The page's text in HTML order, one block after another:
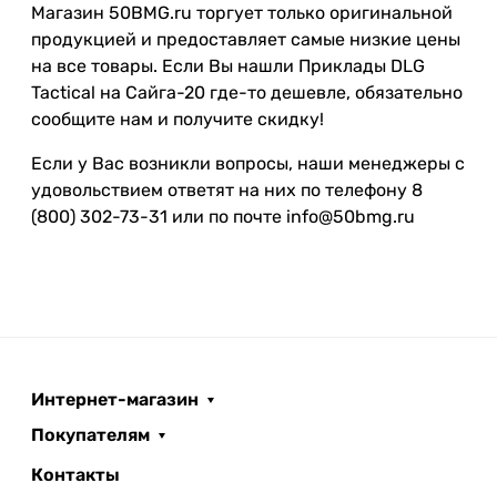
Магазин 50BMG.ru торгует только оригинальной
продукцией и предоставляет самые низкие цены
на все товары. Если Вы нашли Приклады DLG
Tactical на Сайга-20 где-то дешевле, обязательно
сообщите нам и получите скидку!
Если у Вас возникли вопросы, наши менеджеры с
удовольствием ответят на них по телефону 8
(800) 302-73-31 или по почте info@50bmg.ru
Интернет-магазин
Покупателям
Контакты